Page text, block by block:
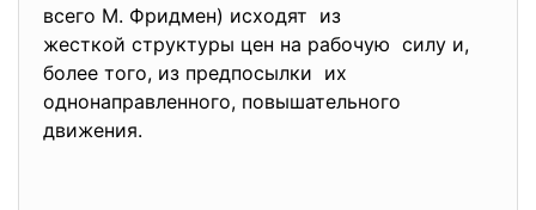
всего М. Фридмен) исходят из
жесткой структуры цен на рабочую силу и,
более того, из предпосылки их
однонаправленного, повышательного
движения.